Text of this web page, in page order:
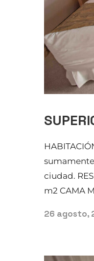
ciudad.
m2 CAMA
26 agosto,